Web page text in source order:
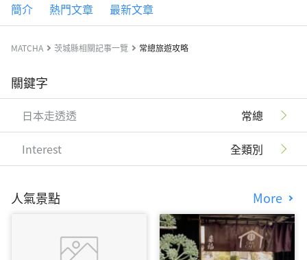
簡介 熱門文章 最新文章
MATCHA 茨城縣相關記事一覽 常總旅遊攻略
關鍵字
日本走透透 常總
Interest 全類別
人氣景點 More